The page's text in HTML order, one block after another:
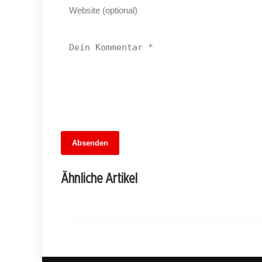
Absenden
Ähnliche Artikel
Wieder auf Kurs: Die Rückkehr der
direkten Verbindung zwischen Hamburg